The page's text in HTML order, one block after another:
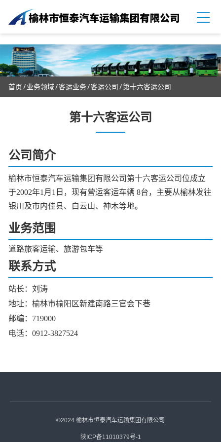
首页 业务领域 客运业务 客运公司 第十六客运公司
第十六客运公司
公司简介
榆林市恒泰汽车运输集团有限公司第十六客运公司位成立
于2002年1月1日，现有营运客运车辆 8台，主要从榆林发往
银川及市内佳县、白云山、神木等地。
业务范围
道路旅客运输、旅游包车等
联系方式
站长：刘涛
地址：榆林市榆阳区新建南路三官会下巷
邮编： 719000
电话：0912-3827524
©2024 榆林市恒泰汽车运输集团有限公司
陕ICP备11010379号-1